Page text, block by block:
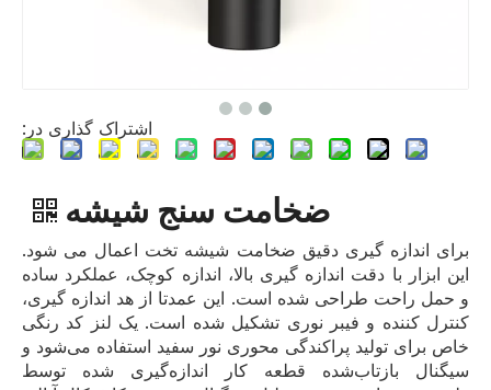
اشتراک گذاری در:
ضخامت سنج شیشه
برای اندازه گیری دقیق ضخامت شیشه تخت اعمال می شود.
این ابزار با دقت اندازه گیری بالا، اندازه کوچک، عملکرد ساده
و حمل راحت طراحی شده است. این عمدتا از هد اندازه گیری،
کنترل کننده و فیبر نوری تشکیل شده است. یک لنز کد رنگی
خاص برای تولید پراکندگی محوری نور سفید استفاده می‌شود و
سیگنال بازتاب‌شده قطعه کار اندازه‌گیری شده توسط